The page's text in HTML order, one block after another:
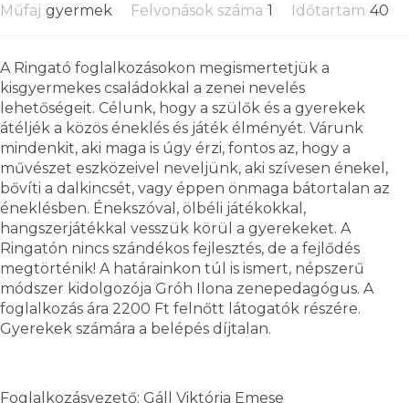
Műfaj gyermek Felvonások száma 1 Időtartam 40
A Ringató foglalkozásokon megismertetjük a
kisgyermekes családokkal a zenei nevelés
lehetőségeit. Célunk, hogy a szülők és a gyerekek
átéljék a közös éneklés és játék élményét. Várunk
mindenkit, aki maga is úgy érzi, fontos az, hogy a
művészet eszközeivel neveljünk, aki szívesen énekel,
bővíti a dalkincsét, vagy éppen önmaga bátortalan az
éneklésben. Énekszóval, ölbéli játékokkal,
hangszerjátékkal vesszük körül a gyerekeket. A
Ringatón nincs szándékos fejlesztés, de a fejlődés
megtörténik! A határainkon túl is ismert, népszerű
módszer kidolgozója Gróh Ilona zenepedagógus. A
foglalkozás ára 2200 Ft felnőtt látogatók részére.
Gyerekek számára a belépés díjtalan.
Foglalkozásvezető: Gáll Viktória Emese